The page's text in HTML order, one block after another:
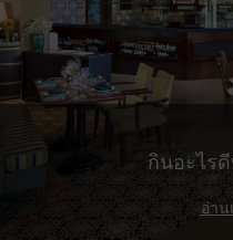
กินอะไร
อ่าน